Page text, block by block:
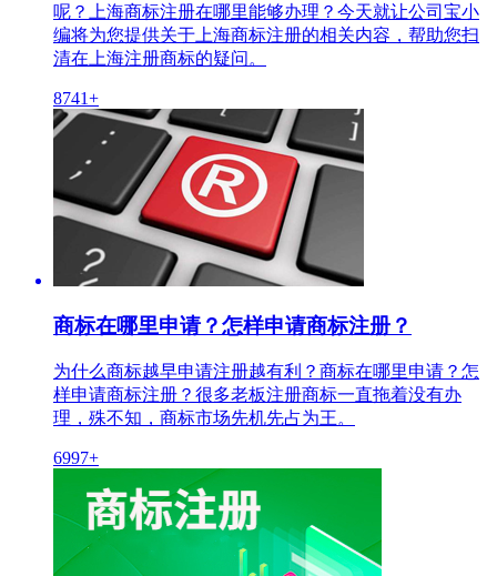
呢？上海商标注册在哪里能够办理？今天就让公司宝小
编将为您提供关于上海商标注册的相关内容，帮助您扫
清在上海注册商标的疑问。
8741+
商标在哪里申请？怎样申请商标注册？
为什么商标越早申请注册越有利？商标在哪里申请？怎
样申请商标注册？很多老板注册商标一直拖着没有办
理，殊不知，商标市场先机先占为王。
6997+